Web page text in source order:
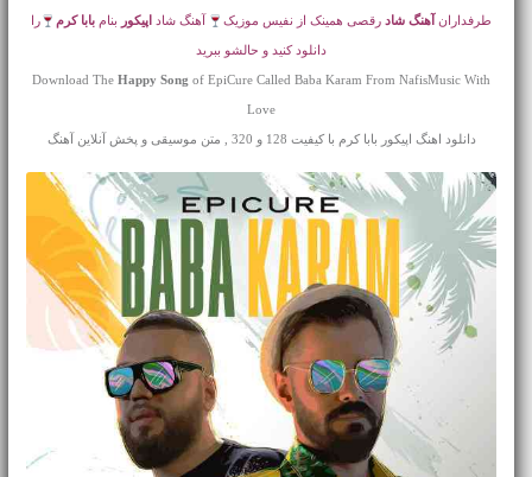
طرفداران آهنگ شادرقصی همینک از نفیس موزیک آهنگ شاد اپیکور بنامبابا کرم را
دانلود کنید و حالشو ببرید
Download TheHappy Song of EpiCure Called Baba Karam From NafisMusic With
Love
دانلود اهنگ اپیکور بابا کرم با کیفیت 128 و 320 , متن موسیقی و پخش آنلاین آهنگ